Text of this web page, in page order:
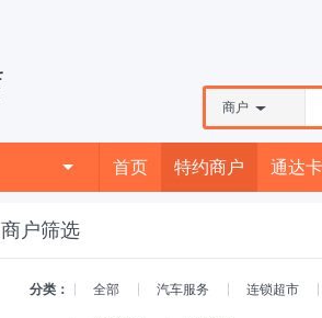
商户
首页 特约商户 通达卡
商户筛选
分类： 全部 汽车服务 连锁超市